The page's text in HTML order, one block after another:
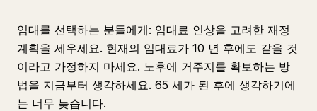
임대를 선택하는 분들에게: 임대료 인상을 고려한 재정
계획을 세우세요. 현재의 임대료가 10 년 후에도 같을 것
이라고 가정하지 마세요. 노후에 거주지를 확보하는 방
법을 지금부터 생각하세요. 65 세가 된 후에 생각하기에
는 너무 늦습니다.